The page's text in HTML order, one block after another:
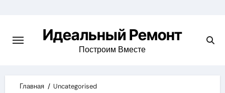
content
Идеальный Ремонт
Построим Вместе
Главная
Uncategorised